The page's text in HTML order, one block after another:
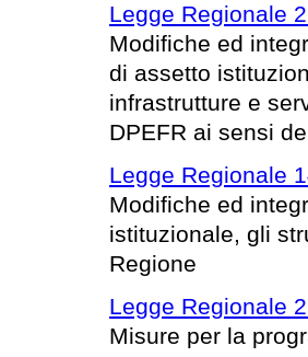
Legge Regionale
Modifiche ed
di assetto
infrastrutture e
DPEFR ai sensi
Legge Regionale
Modifiche ed
istituzionale, gli
Regione
Legge Regionale
Misure per la